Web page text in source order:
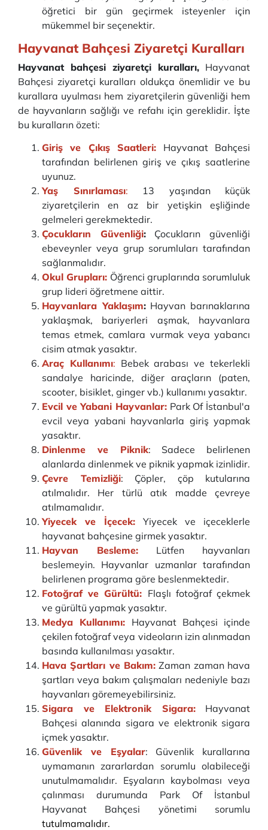
öğretici bir gün geçirmek isteyenler için
mükemmel bir seçenektir.
Hayvanat Bahçesi Ziyaretçi Kuralları
Hayvanat bahçesi ziyaretçi kuralları, Hayvanat
Bahçesi ziyaretçi kuralları oldukça önemlidir ve bu
kurallara uyulması hem ziyaretçilerin güvenliği hem
de hayvanların sağlığı ve refahı için gereklidir. İşte
bu kuralların özeti:
Giriş ve Çıkış Saatleri: Hayvanat Bahçesi
tarafından belirlenen giriş ve çıkış saatlerine
uyunuz.
Yaş Sınırlaması: 13 yaşından küçük
ziyaretçilerin en az bir yetişkin eşliğinde
gelmeleri gerekmektedir.
Çocukların Güvenliği:Çocukların güvenliği
ebeveynler veya grup sorumluları tarafından
sağlanmalıdır.
Okul Grupları: Öğrenci gruplarında sorumluluk
grup lideri öğretmene aittir.
Hayvanlara Yaklaşım:Hayvan barınaklarına
yaklaşmak, bariyerleri aşmak, hayvanlara
temas etmek, camlara vurmak veya yabancı
cisim atmak yasaktır.
Araç Kullanımı: Bebek arabası ve tekerlekli
sandalye haricinde, diğer araçların (paten,
scooter, bisiklet, ginger vb.) kullanımı yasaktır.
Evcil ve Yabani Hayvanlar: Park Of İstanbul'a
evcil veya yabani hayvanlarla giriş yapmak
yasaktır.
Dinlenme ve Piknik: Sadece belirlenen
alanlarda dinlenmek ve piknik yapmak izinlidir.
Çevre Temizliği: Çöpler, çöp kutularına
atılmalıdır. Her türlü atık madde çevreye
atılmamalıdır.
Yiyecek ve İçecek:Yiyecek ve içeceklerle
hayvanat bahçesine girmek yasaktır.
Hayvan Besleme: Lütfen hayvanları
beslemeyin. Hayvanlar uzmanlar tarafından
belirlenen programa göre beslenmektedir.
Fotoğraf ve Gürültü: Flaşlı fotoğraf çekmek
ve gürültü yapmak yasaktır.
Medya Kullanımı: Hayvanat Bahçesi içinde
çekilen fotoğraf veya videoların izin alınmadan
basında kullanılması yasaktır.
Hava Şartları ve Bakım: Zaman zaman hava
şartları veya bakım çalışmaları nedeniyle bazı
hayvanları göremeyebilirsiniz.
Sigara ve Elektronik Sigara:Hayvanat
Bahçesi alanında sigara ve elektronik sigara
içmek yasaktır.
Güvenlik ve Eşyalar: Güvenlik kurallarına
uymamanın zararlardan sorumlu olabileceği
unutulmamalıdır. Eşyaların kaybolması veya
çalınması durumunda Park Of İstanbul
Hayvanat Bahçesi yönetimi sorumlu
tutulmamalıdır.